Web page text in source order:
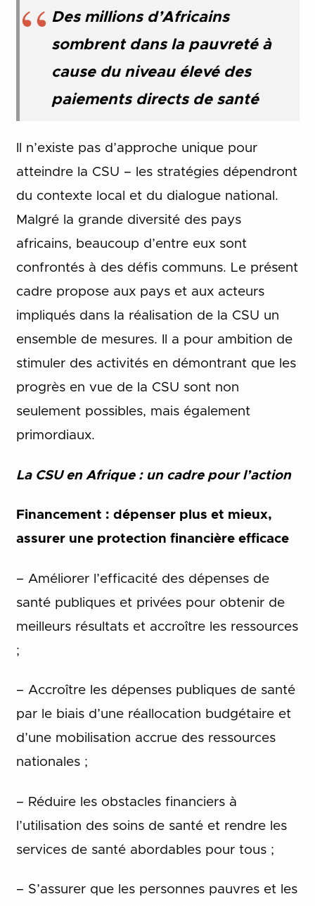
Des millions d’Africains
sombrent dans la pauvreté à
cause du niveau élevé des
paiements directs de santé
Il n’existe pas d’approche unique pour
atteindre la CSU – les stratégies dépendront
du contexte local et du dialogue national.
Malgré la grande diversité des pays
africains, beaucoup d’entre eux sont
confrontés à des défis communs. Le présent
cadre propose aux pays et aux acteurs
impliqués dans la réalisation de la CSU un
ensemble de mesures. Il a pour ambition de
stimuler des activités en démontrant que les
progrès en vue de la CSU sont non
seulement possibles, mais également
primordiaux.
La CSU en Afrique : un cadre pour l’action
Financement : dépenser plus et mieux,
assurer une protection financière efficace
– Améliorer l’efficacité des dépenses de
santé publiques et privées pour obtenir de
meilleurs résultats et accroître les ressources
;
– Accroître les dépenses publiques de santé
par le biais d’une réallocation budgétaire et
d’une mobilisation accrue des ressources
nationales ;
– Réduire les obstacles financiers à
l’utilisation des soins de santé et rendre les
services de santé abordables pour tous ;
– S’assurer que les personnes pauvres et les